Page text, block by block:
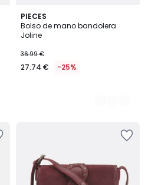
PIECES
Bolso de mano bandolera
Joline
36.99 €
27.74 € -25%
2
Colores